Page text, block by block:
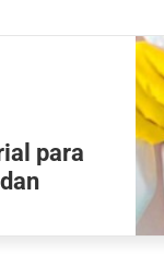
para